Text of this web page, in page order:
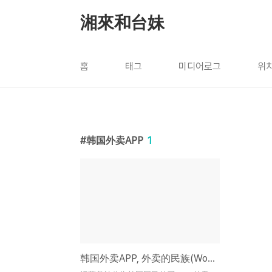
湘來和台妹
홈 태그 미디어로그 위
韩国外卖APP 1
韩国外卖APP, 外卖的民族(Woowa Bros)获得3.2亿美金投资